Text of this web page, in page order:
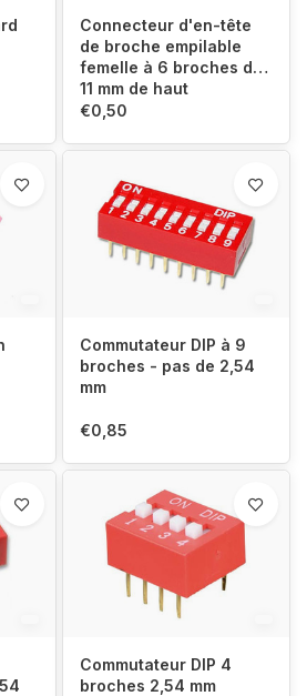
Connecteur d'en-tête
de broche empilable
femelle à 6 broches de
11 mm de haut
€0,50
Commutateur DIP à 9
broches - pas de 2,54
mm
€0,85
Commutateur DIP 4
broches 2,54 mm